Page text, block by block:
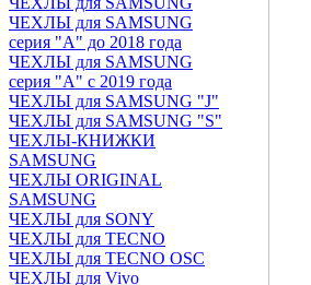
ЧЕХЛЫ для SAMSUNG
серия "A" до 2018 года
ЧЕХЛЫ для SAMSUNG
серия "A" с 2019 года
ЧЕХЛЫ для SAMSUNG "J"
ЧЕХЛЫ для SAMSUNG "S"
ЧЕХЛЫ-КНИЖКИ
SAMSUNG
ЧЕХЛЫ ORIGINAL
SAMSUNG
ЧЕХЛЫ для SONY
ЧЕХЛЫ для TECNO
ЧЕХЛЫ для TECNO OSC
ЧЕХЛЫ для Vivo